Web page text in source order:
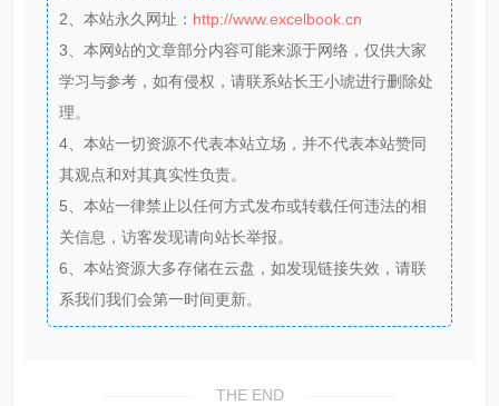
2、本站永久网址： http://www.excelbook.cn
3、本网站的文章部分内容可能来源于网络，仅供大家
学习与参考，如有侵权，请联系站长王小琥进行删除处
理。
4、本站一切资源不代表本站立场，并不代表本站赞同
其观点和对其真实性负责。
5、本站一律禁止以任何方式发布或转载任何违法的相
关信息，访客发现请向站长举报。
6、本站资源大多存储在云盘，如发现链接失效，请联
系我们我们会第一时间更新。
THE END